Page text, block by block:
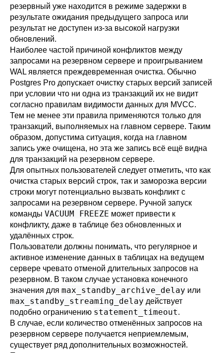
резервный уже находится в режиме задержки в
результате ожидания предыдущего запроса или
результат не доступен из-за высокой нагрузки
обновлений.
Наиболее частой причиной конфликтов между
запросами на резервном сервере и проигрыванием
WAL является преждевременная очистка. Обычно
Postgres Pro допускает очистку старых версий записей
при условии что ни одна из транзакций их не видит
согласно правилам видимости данных для MVCC.
Тем не менее эти правила применяются только для
транзакций, выполняемых на главном сервере. Таким
образом, допустима ситуация, когда на главном
запись уже очищена, но эта же запись всё ещё видна
для транзакций на резервном сервере.
Для опытных пользователей следует отметить, что как
очистка старых версий строк, так и заморозка версии
строки могут потенциально вызвать конфликт с
запросами на резервном сервере. Ручной запуск
команды VACUUM FREEZE может привести к
конфликту, даже в таблице без обновленных и
удалённых строк.
Пользователи должны понимать, что регулярное и
активное изменение данных в таблицах на ведущем
сервере чревато отменой длительных запросов на
резервном. В таком случае установка конечного
значения для max_standby_archive_delay или
max_standby_streaming_delay действует
подобно ограничению statement_timeout.
В случае, если количество отменённых запросов на
резервном сервере получается неприемлемым,
существует ряд дополнительных возможностей.